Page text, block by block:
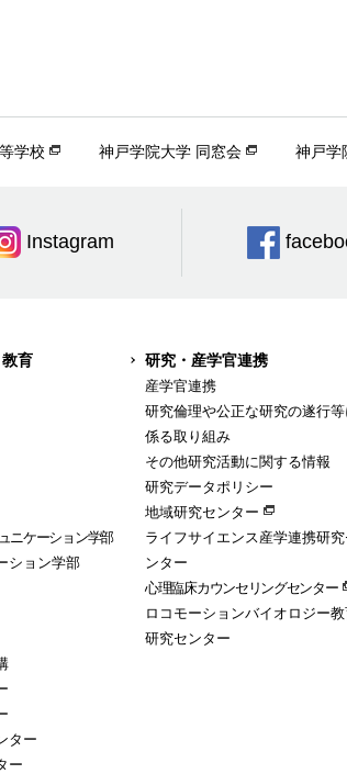
学校 神戸学院大学 同窓会 神戸学
Instagram
育
ニケーション学部
ション学部
ター
ー
研究・産学官連携
産学官連携
研究倫理や公正な研究の遂行等
係る取り組み
その他研究活動に関する情報
研究データポリシー
地域研究センター
ライフサイエンス産学連携研究
ンター
心理臨床カウンセリングセンター
ロコモーションバイオロジー
研究センター